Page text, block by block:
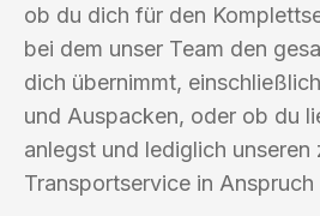
ob du dich für den
bei dem unser Team den
dich übernimmt,
und Auspacken, oder ob du
anlegst und lediglich unseren
Transportservice in Anspruch